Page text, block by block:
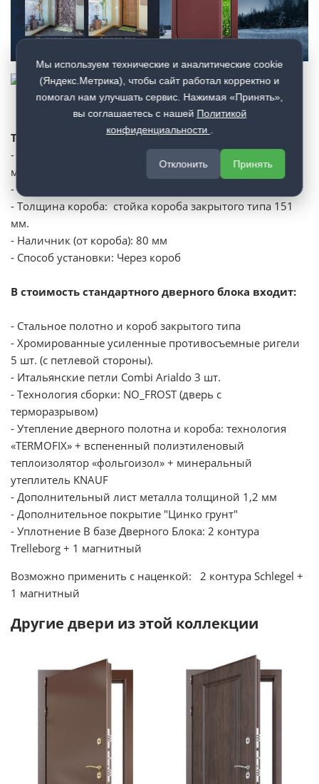
Техническое описание:
- Стандартные размеры (ШхВ): 860х2050 мм; 960х2050
мм.
- Толщина полотна: 100 мм.
- Толщина короба: стойка короба закрытого типа 151
мм.
- Наличник (от короба): 80 мм
- Способ установки: Через короб
В стоимость стандартного дверного блока входит:
- Стальное полотно и короб закрытого типа
- Хромированные усиленные противосъемные ригели
5 шт. (с петлевой стороны).
- Итальянские петли Combi Arialdo 3 шт.
- Технология сборки: NO_FROST (дверь с
терморазрывом)
- Утепление дверного полотна и короба: технология
«TERMOFIX» + вспененный полиэтиленовый
теплоизолятор «фольгоизол» + минеральный
утеплитель KNAUF
- Дополнительный лист металла толщиной 1,2 мм
- Дополнительное покрытие "Цинко грунт"
- Уплотнение В базе Дверного Блока: 2 контура
Trelleborg + 1 магнитный
Возможно применить с наценкой: 2 контура Schlegel +
1 магнитный
Другие двери из этой коллекции
Мы используем технические и аналитические cookie
(Яндекс.Метрика), чтобы сайт работал корректно и
помогал нам улучшать сервис. Нажимая «Принять»,
вы соглашаетесь с нашей Политикой
конфиденциальности
Отклонить Принять